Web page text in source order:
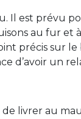
Il est prévu
au fur et
précis sur le
d’avoir un
livrer au